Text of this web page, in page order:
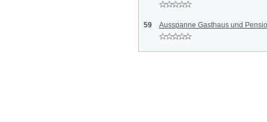
59 Ausspanne Gasthaus und